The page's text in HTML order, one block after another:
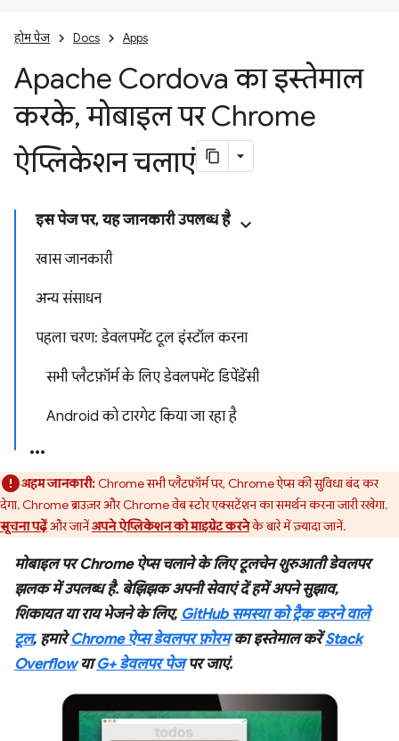
होम पेज Docs Apps
Apache Cordova का इस्तेमाल
करके, मोबाइल पर Chrome
ऐप्लिकेशन चलाएं
इस पेज पर, यह जानकारी उपलब्ध है
खास जानकारी
अन्य संसाधन
पहला चरण: डेवलपमेंट टूल इंस्टॉल करना
सभी प्लैटफ़ॉर्म के लिए डेवलपमेंट डिपेंडेंसी
Android को टारगेट किया जा रहा है
अहम जानकारी:Chrome सभी प्लैटफ़ॉर्म पर, Chrome ऐप्स की सुविधा बंद कर
देगा. Chrome ब्राउज़र और Chrome वेब स्टोर एक्सटेंशन का समर्थन करना जारी रखेगा.
सूचना पढ़ेंऔर जानेंअपने ऐप्लिकेशन को माइग्रेट करनेके बारे में ज़्यादा जानें.
मोबाइल पर Chrome ऐप्स चलाने के लिए टूलचेन शुरुआती डेवलपर
झलक में उपलब्ध है. बेझिझक अपनी सेवाएं दें हमें अपने सुझाव,
शिकायत या राय भेजने के लिए, GitHub समस्या को ट्रैक करने वाले
टूल, हमारेChrome ऐप्स डेवलपर फ़ोरमका इस्तेमाल करेंStack
OverflowयाG+ डेवलपर पेजपर जाएं.